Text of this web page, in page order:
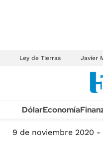
Ley de Tierras Javier
TECNOLOGÍA
MÉXICO
DólarEconomía
9 de noviembre 2020 -